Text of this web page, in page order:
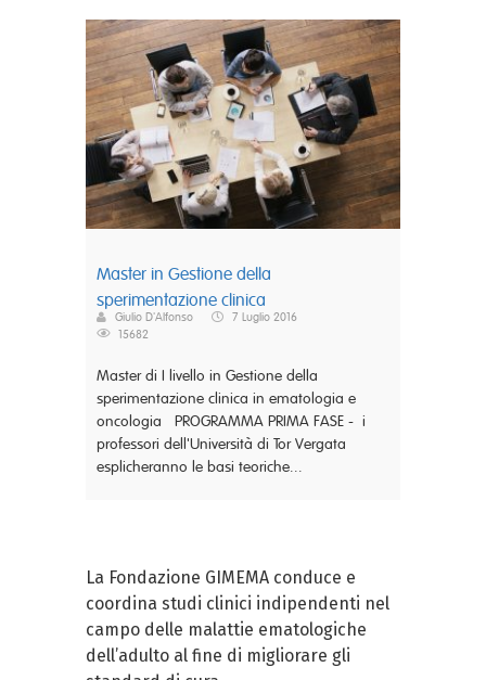
Master in Gestione della
sperimentazione clinica
Giulio D'Alfonso
7 Luglio 2016
15682
Master di I livello in Gestione della
sperimentazione clinica in ematologia e
oncologia PROGRAMMA PRIMA FASE - i
professori dell'Università di Tor Vergata
esplicheranno le basi teoriche...
La Fondazione GIMEMA conduce e
coordina studi clinici indipendenti nel
campo delle malattie ematologiche
dell’adulto al fine di migliorare gli